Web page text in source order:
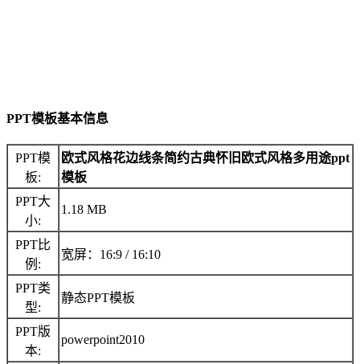
PPT模板基本信息
PPT模
板:
欧式风格花边线条简约古典怀旧欧式风格多用途ppt
模板
PPT大
小:
1.18 MB
PPT比
例:
宽屏：16:9 / 16:10
PPT类
型:
静态PPT模板
PPT版
本:
powerpoint2010